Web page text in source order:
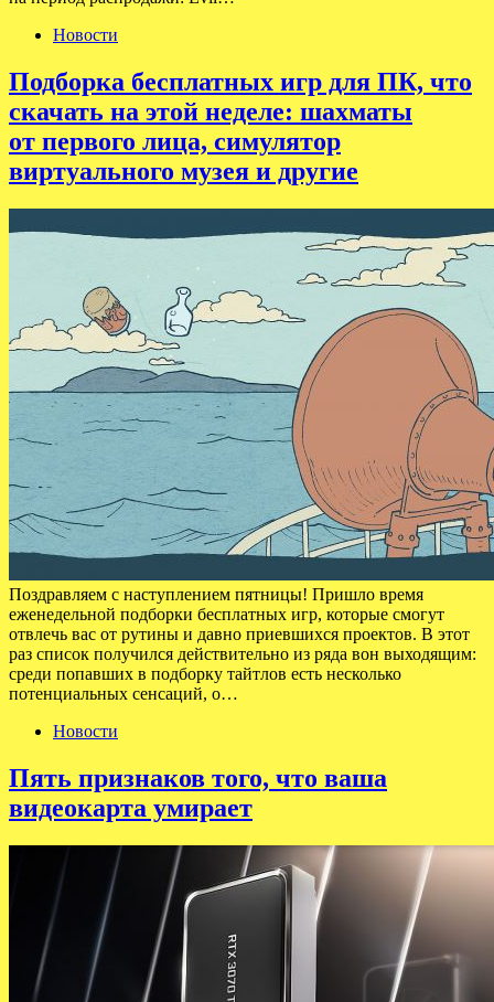
Новости
Подборка бесплатных игр для ПК, что
скачать на этой неделе: шахматы
от первого лица, симулятор
виртуального музея и другие
Поздравляем с наступлением пятницы! Пришло время
еженедельной подборки бесплатных игр, которые смогут
отвлечь вас от рутины и давно приевшихся проектов. В этот
раз список получился действительно из ряда вон выходящим:
среди попавших в подборку тайтлов есть несколько
потенциальных сенсаций, о…
Новости
Пять признаков того, что ваша
видеокарта умирает